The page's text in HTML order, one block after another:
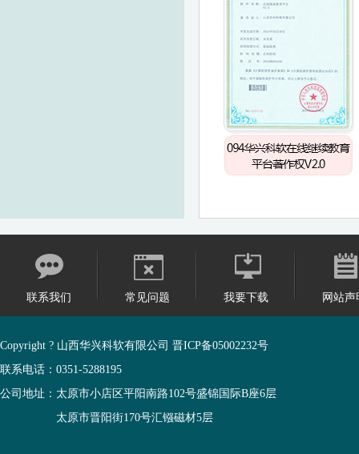
联系我们 常见问题 我要下载 网站声
Copyright ? 山西华兴科软有限公司 晋ICP备05002232号
联系电话：0351-5288195
公司地址：太原市小店区平阳南路102号盛锦国际B座6层
太原市晋阳街170号汇镪磁材5层